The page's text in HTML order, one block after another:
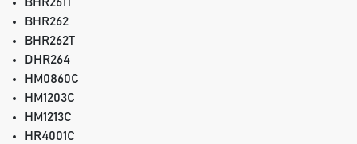
BHR261T
BHR262
BHR262T
DHR264
HM0860C
HM1203C
HM1213C
HR4001C